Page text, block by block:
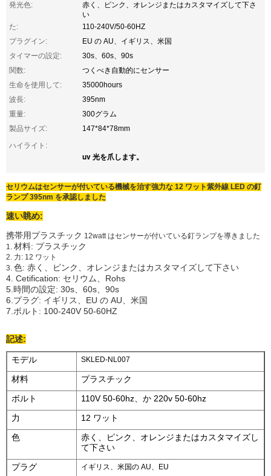
発光色:
赤く、ピンク、オレンジまたはカスタマイズして下さ
い
た:
110-240V/50-60HZ
プラグイン:
EU の AU、イギリス、米国
タイマーの設定:
30s、60s、90s
関数:
つくべき自動的にセンサー
生命を使用して:
35000hours
波長:
395nm
重量:
300グラム
製品サイズ:
147*84*78mm
ハイライト:
uv 光を爪します。
セリウムはセンサーが付いている機械を治す強力な 12 ワット紫外線 LED の釘
ランプ 395nm を承認しました
速い眺め:
携帯用プラスチック 12watt はセンサーが付いている釘ランプを導きました
1. 材料: プラスチック
2. 力: 12 ワット
3. 色: 赤く、ピンク、オレンジまたはカスタマイズして下さい
4. Cetification: セリウム、Rohs
5.時間の設定: 30s、60s、90s
6.プラグ: イギリス、EU の AU、米国
7.ボルト: 100-240V 50-60HZ
記述:
モデル SKLED-NL007
材料
プラスチック
ボルト
110V 50-60hz、か 220v 50-60hz
力
12 ワット
色
赤く、ピンク、オレンジまたはカスタマイズし
て下さい
プラグ
イギリス、米国の AU、EU